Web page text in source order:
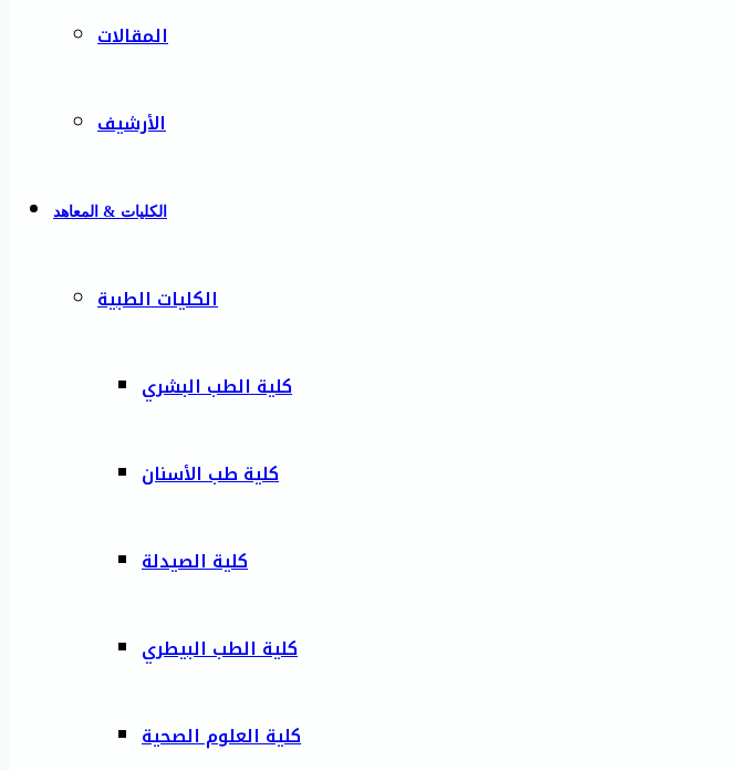
المقالات
الأرشيف
الكليات & المعاهد
الكليات الطبية
كلية الطب البشري
كلية طب الأسنان
كلية الصيدلة
كلية الطب البيطري
كلية العلوم الصحية